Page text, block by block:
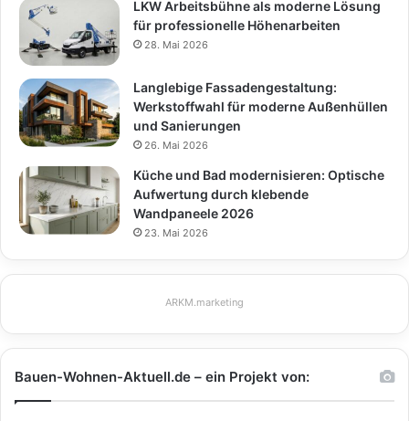
LKW Arbeitsbühne als moderne Lösung
für professionelle Höhenarbeiten
28. Mai 2026
Langlebige Fassadengestaltung:
Werkstoffwahl für moderne Außenhüllen
und Sanierungen
26. Mai 2026
Küche und Bad modernisieren: Optische
Aufwertung durch klebende
Wandpaneele 2026
23. Mai 2026
ARKM.marketing
Bauen-Wohnen-Aktuell.de – ein Projekt von: